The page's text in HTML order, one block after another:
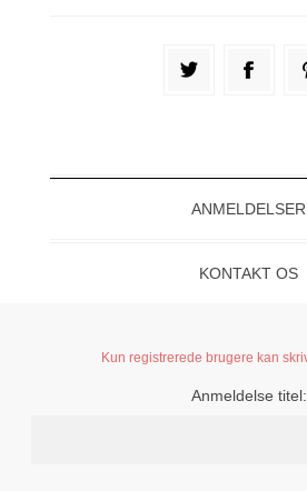
ANMELDELSER
KONTAKT OS
Kun registrerede brugere kan
Anmeldelse titel: